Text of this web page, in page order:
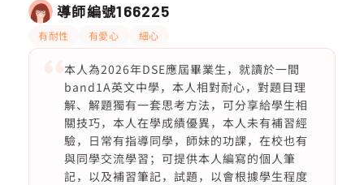
導師編號166225
有耐性 有愛心 細心
本人為2026年DSE應屆畢業生，就讀於一間
band1A英文中學，本人相對耐心，對題目理
解、解題獨有一套思考方法，可分享給學生相
關技巧，本人在學成績優異，本人未有補習經
驗，日常有指導同學，師妹的功課，在校也有
與同學交流學習；可提供本人編寫的個人筆
記，以及補習筆記，試題，以會根據學生程度